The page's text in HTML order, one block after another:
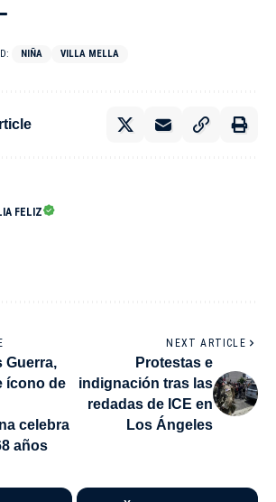
NIÑA VILLA MELLA
FELIZ
Guerra,
ícono de
celebra
años
NEXT ARTICLE
Protestas e
indignación tras las
redadas de ICE en
Los Ángeles